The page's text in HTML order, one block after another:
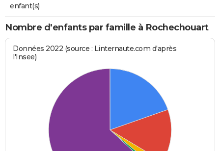
enfant(s)
Nombre d'enfants par famille à Rochechouart
Données 2022 (source : Linternaute.com d'après
l'Insee)